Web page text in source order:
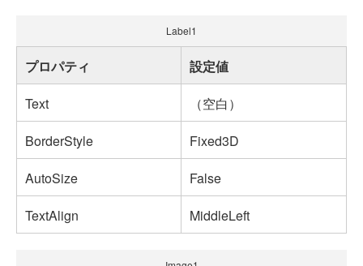
Label1
プロパティ
設定値
Text
（空白）
BorderStyle
Fixed3D
AutoSize
False
TextAlign
MiddleLeft